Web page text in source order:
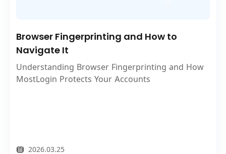
Browser Fingerprinting and How to
Navigate It
Understanding Browser Fingerprinting and How
MostLogin Protects Your Accounts
2026.03.25